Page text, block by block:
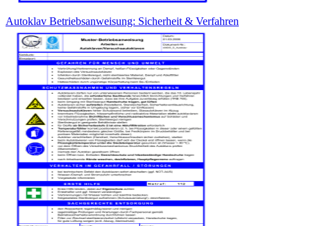
Autoklav Betriebsanweisung: Sicherheit & Verfahren